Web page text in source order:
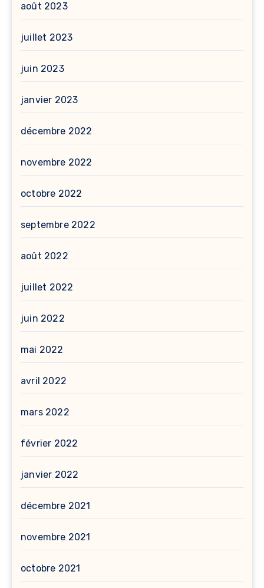
août 2023
juillet 2023
juin 2023
janvier 2023
décembre 2022
novembre 2022
octobre 2022
septembre 2022
août 2022
juillet 2022
juin 2022
mai 2022
avril 2022
mars 2022
février 2022
janvier 2022
décembre 2021
novembre 2021
octobre 2021